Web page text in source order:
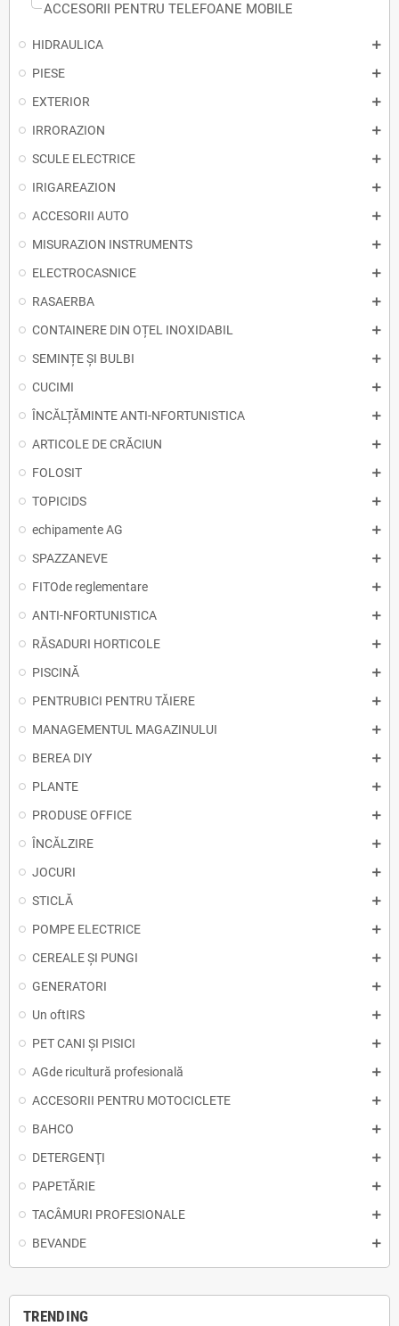
ACCESORII PENTRU TELEFOANE MOBILE
HIDRAULICA
PIESE
EXTERIOR
IRRORAZION
SCULE ELECTRICE
IRIGAREAZION
ACCESORII AUTO
MISURAZION INSTRUMENTS
ELECTROCASNICE
RASAERBA
CONTAINERE DIN OȚEL INOXIDABIL
SEMINȚE ȘI BULBI
CUCIMI
ÎNCĂLȚĂMINTE ANTI-NFORTUNISTICA
ARTICOLE DE CRĂCIUN
FOLOSIT
TOPICIDS
echipamente AG
SPAZZANEVE
FITOde reglementare
ANTI-NFORTUNISTICA
RĂSADURI HORTICOLE
PISCINĂ
PENTRUBICI PENTRU TĂIERE
MANAGEMENTUL MAGAZINULUI
BEREA DIY
PLANTE
PRODUSE OFFICE
ÎNCĂLZIRE
JOCURI
STICLĂ
POMPE ELECTRICE
CEREALE ȘI PUNGI
GENERATORI
Un oftIRS
PET CANI ȘI PISICI
AGde ricultură profesională
ACCESORII PENTRU MOTOCICLETE
BAHCO
DETERGENŢI
PAPETĂRIE
TACÂMURI PROFESIONALE
BEVANDE
TRENDING